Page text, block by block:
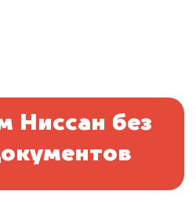
Ниссан без